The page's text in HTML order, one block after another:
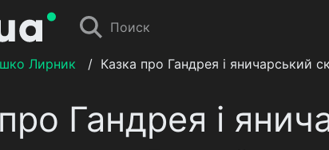
Поиск
Лирник / Казка про Гандрея і яничарський
Гандрея і